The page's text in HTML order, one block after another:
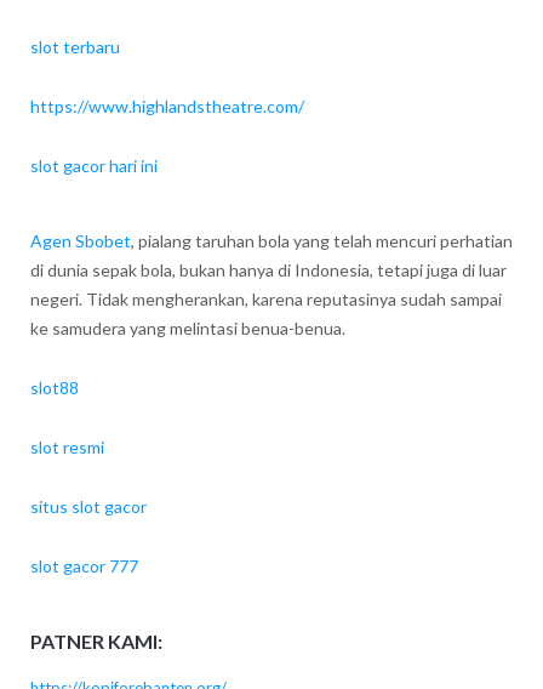
slot terbaru
https://www.highlandstheatre.com/
slot gacor hari ini
Agen Sbobet, pialang taruhan bola yang telah mencuri perhatian
di dunia sepak bola, bukan hanya di Indonesia, tetapi juga di luar
negeri. Tidak mengherankan, karena reputasinya sudah sampai
ke samudera yang melintasi benua-benua.
slot88
slot resmi
situs slot gacor
slot gacor 777
PATNER KAMI: